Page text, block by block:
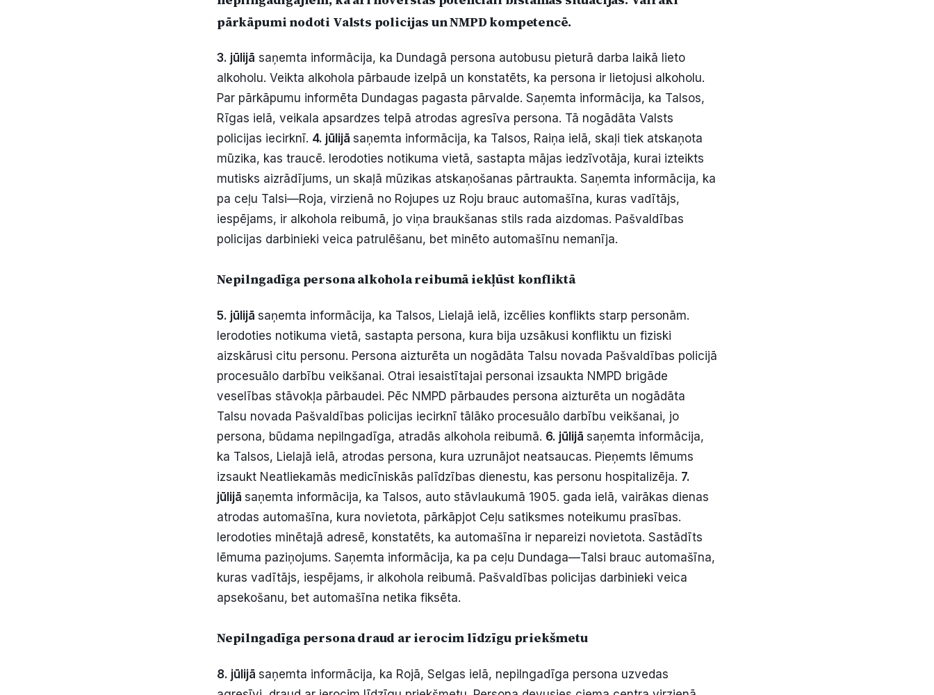
pārkāpumi nodoti Valsts policijas un NMPD kompetencē.
3. jūlijā saņemta informācija, ka Dundagā persona autobusu pieturā darba laikā lieto
alkoholu. Veikta alkohola pārbaude izelpā un konstatēts, ka persona ir lietojusi alkoholu.
Par pārkāpumu informēta Dundagas pagasta pārvalde. Saņemta informācija, ka Talsos,
Rīgas ielā, veikala apsardzes telpā atrodas agresīva persona. Tā nogādāta Valsts
policijas iecirknī. 4. jūlijā saņemta informācija, ka Talsos, Raiņa ielā, skaļi tiek atskaņota
mūzika, kas traucē. Ierodoties notikuma vietā, sastapta mājas iedzīvotāja, kurai izteikts
mutisks aizrādījums, un skaļā mūzikas atskaņošanas pārtraukta. Saņemta informācija, ka
pa ceļu Talsi—Roja, virzienā no Rojupes uz Roju brauc automašīna, kuras vadītājs,
iespējams, ir alkohola reibumā, jo viņa braukšanas stils rada aizdomas. Pašvaldības
policijas darbinieki veica patrulēšanu, bet minēto automašīnu nemanīja.
Nepilngadīga persona alkohola reibumā iekļūst konfliktā
5. jūlijā saņemta informācija, ka Talsos, Lielajā ielā, izcēlies konflikts starp personām.
Ierodoties notikuma vietā, sastapta persona, kura bija uzsākusi konfliktu un fiziski
aizskārusi citu personu. Persona aizturēta un nogādāta Talsu novada Pašvaldības policijā
procesuālo darbību veikšanai. Otrai iesaistītajai personai izsaukta NMPD brigāde
veselības stāvokļa pārbaudei. Pēc NMPD pārbaudes persona aizturēta un nogādāta
Talsu novada Pašvaldības policijas iecirknī tālāko procesuālo darbību veikšanai, jo
persona, būdama nepilngadīga, atradās alkohola reibumā. 6. jūlijā saņemta informācija,
ka Talsos, Lielajā ielā, atrodas persona, kura uzrunājot neatsaucas. Pieņemts lēmums
izsaukt Neatliekamās medicīniskās palīdzības dienestu, kas personu hospitalizēja. 7.
jūlijā saņemta informācija, ka Talsos, auto stāvlaukumā 1905. gada ielā, vairākas dienas
atrodas automašīna, kura novietota, pārkāpjot Ceļu satiksmes noteikumu prasības.
Ierodoties minētajā adresē, konstatēts, ka automašīna ir nepareizi novietota. Sastādīts
lēmuma paziņojums. Saņemta informācija, ka pa ceļu Dundaga—Talsi brauc automašīna,
kuras vadītājs, iespējams, ir alkohola reibumā. Pašvaldības policijas darbinieki veica
apsekošanu, bet automašīna netika fiksēta.
Nepilngadīga persona draud ar ierocim līdzīgu priekšmetu
8. jūlijā saņemta informācija, ka Rojā, Selgas ielā, nepilngadīga persona uzvedas